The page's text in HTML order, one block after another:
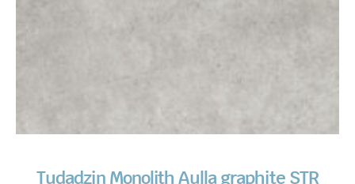
Tudadzin Monolith Aulla graphite STR